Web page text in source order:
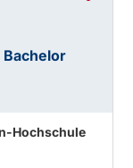
Hochschule